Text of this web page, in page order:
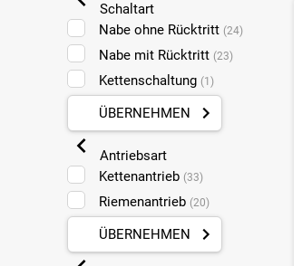
53 cm (14)
52 cm (6)
51 cm
50 cm(10)
48 cm(21)
47 cm(2)
46 cm(1)
45 cm (7)
44,5 cm(1)
Schaltart
Nabe ohne Rücktritt (24)
Nabe mit Rücktritt (23)
Kettenschaltung (1)
ÜBERNEHMEN
Antriebsart
Kettenantrieb (33)
Riemenantrieb (20)
ÜBERNEHMEN